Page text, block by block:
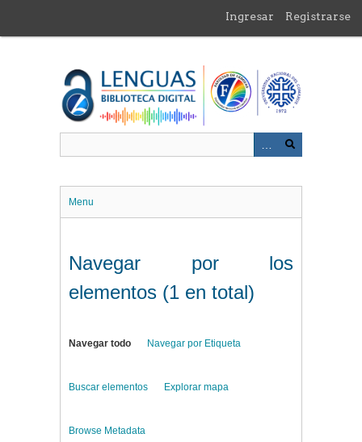
contenido
Ingresar Registrarse
Menu
Navegar por los
elementos (1 en total)
Navegar todo Navegar por Etiqueta
Buscar elementos Explorar mapa
Browse Metadata